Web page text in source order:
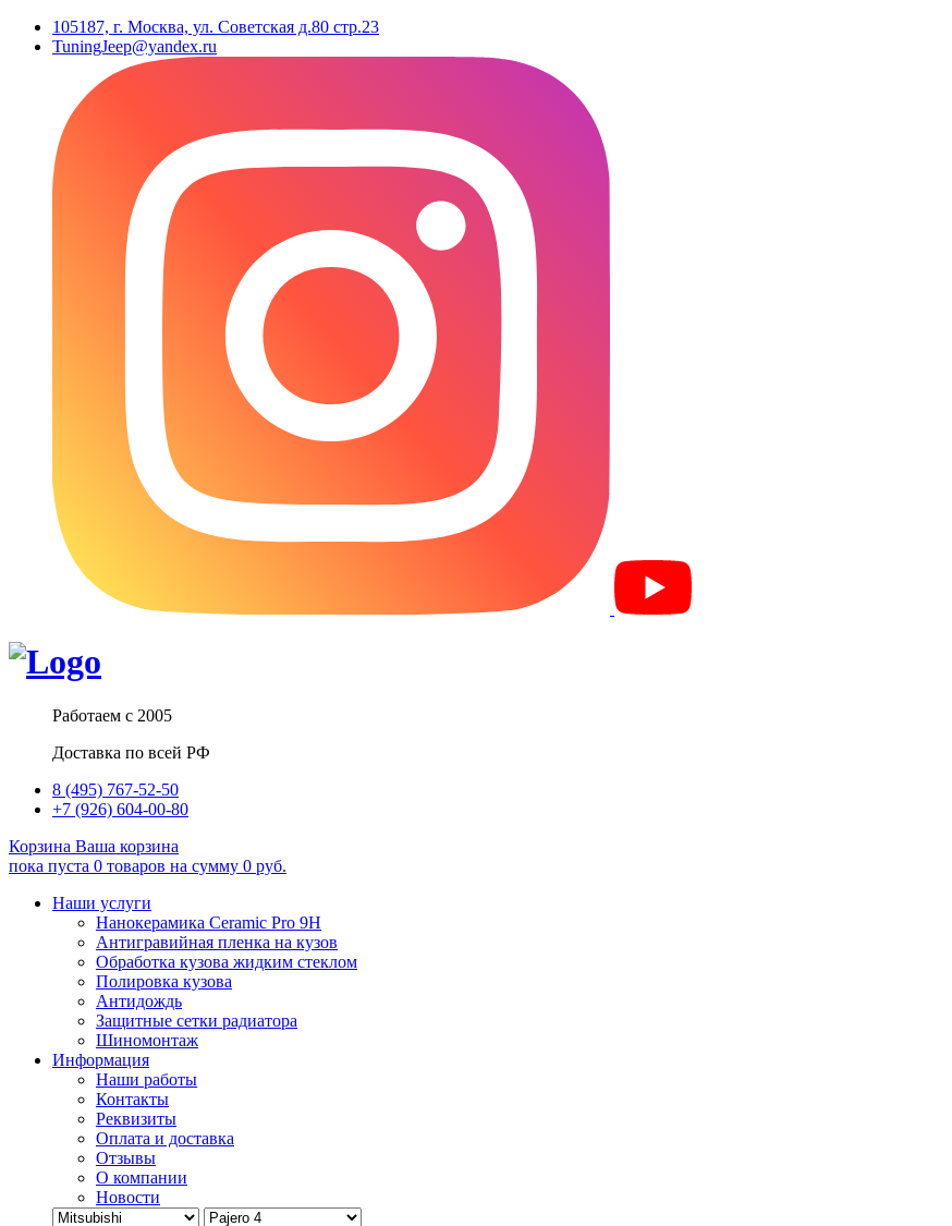
105187, г. Москва, ул. Советская д.80 стр.23
TuningJeep@yandex.ru
Работаем с 2005
Доставка по всей РФ
8 (495) 767-52-50
+7 (926) 604-00-80
Корзина Ваша корзина
пока пуста 0 товаров на сумму 0 руб.
Наши услуги
Нанокерамика Ceramic Pro 9H
Антигравийная пленка на кузов
Обработка кузова жидким стеклом
Полировка кузова
Антидождь
Защитные сетки радиатора
Шиномонтаж
Информация
Наши работы
Контакты
Реквизиты
Оплата и доставка
Отзывы
О компании
Новости